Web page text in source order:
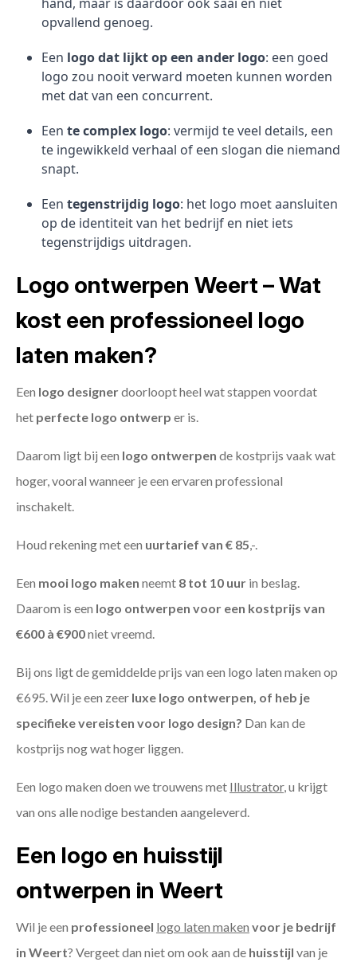
opvallend genoeg.
Een logo dat lijkt op een ander logo: een goed
logo zou nooit verward moeten kunnen worden
met dat van een concurrent.
Een te complex logo: vermijd te veel details, een
te ingewikkeld verhaal of een slogan die niemand
snapt.
Een tegenstrijdig logo: het logo moet aansluiten
op de identiteit van het bedrijf en niet iets
tegenstrijdigs uitdragen.
Logo ontwerpen Weert – Wat
kost een professioneel logo
laten maken?
Een logo designerdoorloopt heel wat stappen voordat
het perfecte logo ontwerp er is.
Daarom ligt bij een logo ontwerpen de kostprijs vaak wat
hoger, vooral wanneer je een ervaren professional
inschakelt.
Houd rekening met een uurtarief van € 85,-.
Een mooi logo maken neemt 8 tot 10 uur in beslag.
Daarom is een logo ontwerpen voor een kostprijs van
€600 à €900niet vreemd.
Bij ons ligt de gemiddelde prijs van een logo laten maken op
€695. Wil je een zeer luxe logo ontwerpen, of heb je
specifieke vereisten voor logo design? Dan kan de
kostprijs nog wat hoger liggen.
Een logo maken doen we trouwens met Illustrator, u krijgt
van ons alle nodige bestanden aangeleverd.
Een logo en huisstijl
ontwerpen in Weert
Wil je een professioneel logo laten maken voor je bedrijf
in Weert? Vergeet dan niet om ook aan de huisstijl van je